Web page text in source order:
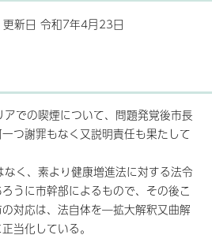
新日 令和7年4月23日
での喫煙について、問題発覚後市長
つ謝罪もなく又説明責任も果たして
く、素より健康増進法に対する法令
うに市幹部によるもので、その後こ
対応は、法自体を―拡大解釈又曲解
当化している。